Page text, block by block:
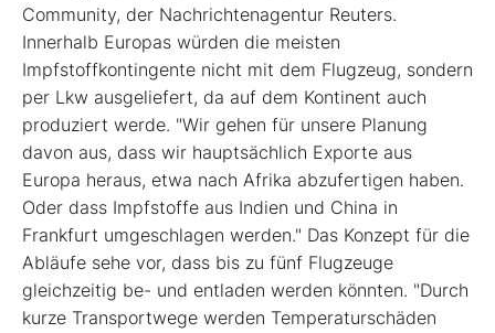
Community, der Nachrichtenagentur Reuters.
Innerhalb Europas würden die meisten
Impfstoffkontingente nicht mit dem Flugzeug, sondern
per Lkw ausgeliefert, da auf dem Kontinent auch
produziert werde. "Wir gehen für unsere Planung
davon aus, dass wir hauptsächlich Exporte aus
Europa heraus, etwa nach Afrika abzufertigen haben.
Oder dass Impfstoffe aus Indien und China in
Frankfurt umgeschlagen werden." Das Konzept für die
Abläufe sehe vor, dass bis zu fünf Flugzeuge
gleichzeitig be- und entladen werden könnten. "Durch
kurze Transportwege werden Temperaturschäden